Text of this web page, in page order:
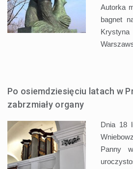
Autorka
bagnet
Po osiemdziesięciu latach w
zabrzmiały organy
Dnia 18
Panny